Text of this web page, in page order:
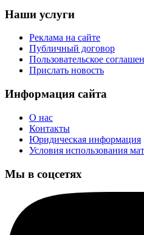
Наши услуги
Реклама на сайте
Публичный договор
Пользовательское
Прислать новость
Информация сайта
О нас
Контакты
Юридическая информация
Условия использования
Мы в соцсетях